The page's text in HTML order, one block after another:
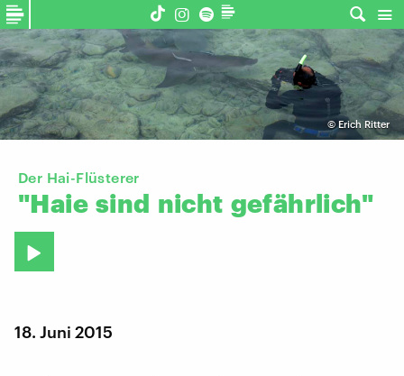
©Erich Ritter
Der Hai-Flüsterer
"Haie sind nicht gefährlich"
18. Juni 2015